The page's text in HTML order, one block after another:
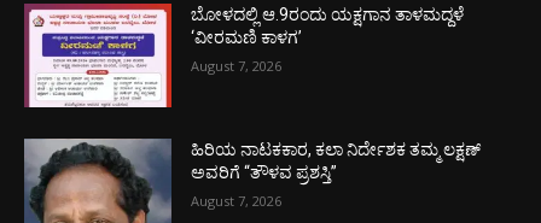
ಬೋಳದಲ್ಲಿ ಆ.9ರಂದು ಯಕ್ಷಗಾನ ತಾಳಮದ್ದಳೆ
‘ವೀರಮಣಿ ಕಾಳಗ’
August 7, 2026
ಹಿರಿಯ ನಾಟಕಕಾರ, ಕಲಾ ನಿರ್ದೇಶಕ ತಮ್ಮ ಲಕ್ಷಣ್
ಅವರಿಗೆ “ತೌಳವ ಪ್ರಶಸ್ತಿ”
August 7, 2026